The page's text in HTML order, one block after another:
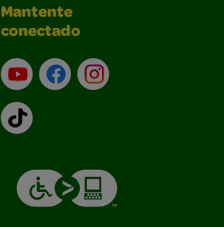
Mantente
conectado
YouTube (en inglés)
Facebook (en inglés)
Instagram (en
TikTok